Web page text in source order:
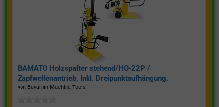
BAMATO Holzspalter stehend/HO-22P /
Zapfwellenantrieb, Inkl. Dreipunktaufhängung,
Spaltkraft 22 Tonnen*
von Bavarian Machine Tools